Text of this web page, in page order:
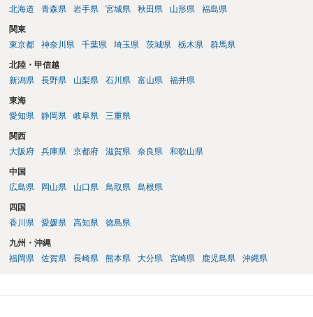
北海道
青森県 岩手県 宮城県 秋田県 山形県 福島県
関東
東京都
神奈川県 千葉県 埼玉県 茨城県 栃木県 群馬県
北陸・甲信越
新潟県
長野県 山梨県 石川県 富山県 福井県
東海
愛知県
静岡県 岐阜県 三重県
関西
大阪府
兵庫県 京都府 滋賀県 奈良県 和歌山県
中国
広島県
岡山県 山口県 鳥取県 島根県
四国
香川県
愛媛県 高知県 徳島県
九州・沖縄
福岡県
佐賀県 長崎県 熊本県 大分県 宮崎県 鹿児島県 沖縄県